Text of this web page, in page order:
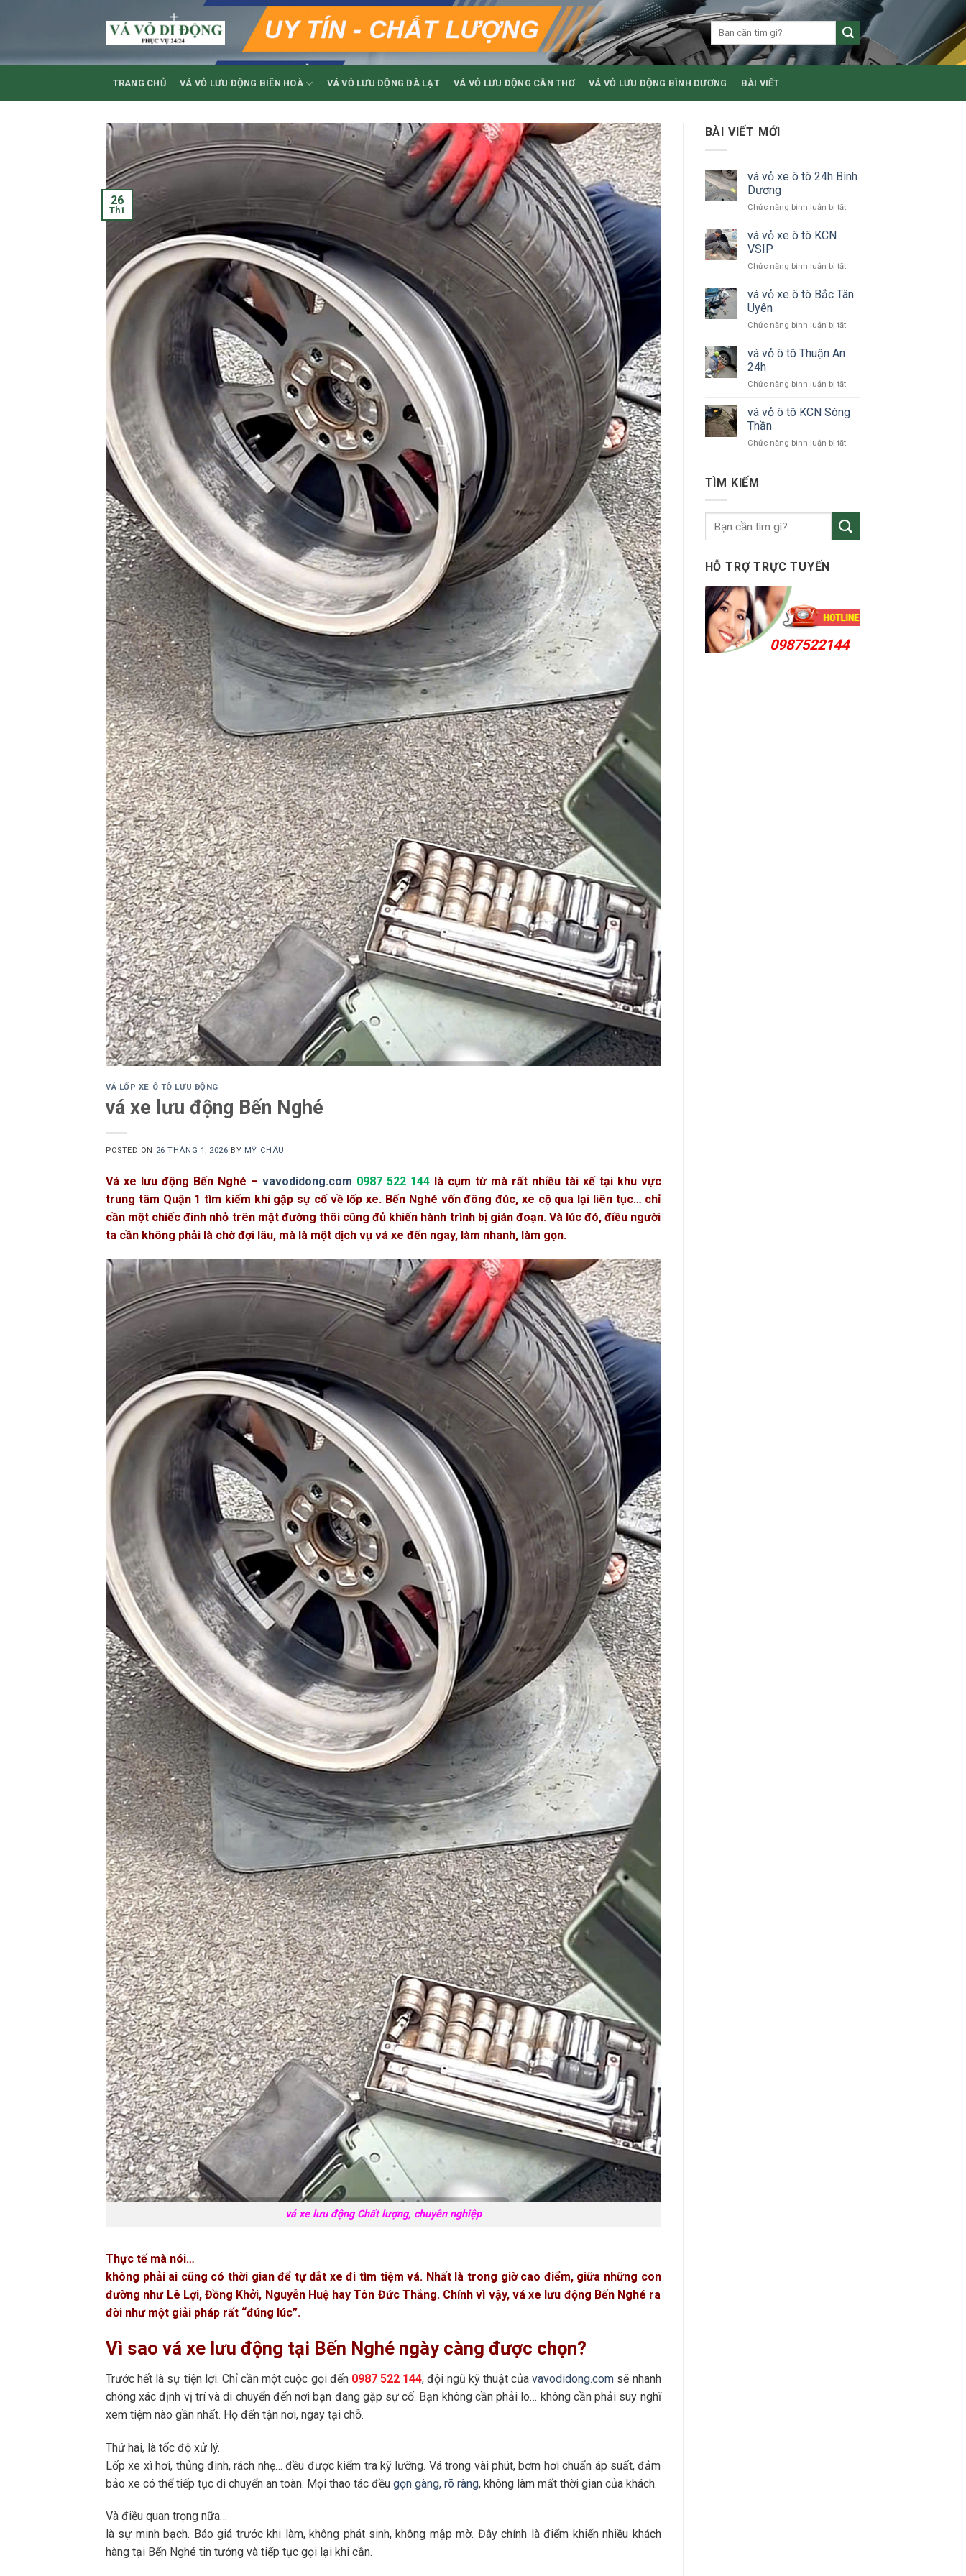
TRANG CHỦ VÁ VỎ LƯU ĐỘNG BIÊN HOÀ VÁ VỎ LƯU ĐỘNG ĐÀ LẠT VÁ VỎ LƯU ĐỘNG CẦN THƠ VÁ VỎ LƯU ĐỘNG BÌNH DƯƠNG BÀI VIẾT
26
Th1
VÁ LỐP XE Ô TÔ LƯU ĐỘNG
vá xe lưu động Bến Nghé
POSTED ON 26 THÁNG 1, 2026 BY MỸ CHÂU
Vá xe lưu động Bến Nghé – vavodidong.com 0987 522 144là cụm từ mà rất nhiều tài xế tại khu vực
trung tâm Quận 1 tìm kiếm khi gặp sự cố về lốp xe. Bến Nghé vốn đông đúc, xe cộ qua lại liên tục… chỉ
cần một chiếc đinh nhỏ trên mặt đường thôi cũng đủ khiến hành trình bị gián đoạn. Và lúc đó, điều người
ta cần không phải là chờ đợi lâu, mà là một dịch vụ vá xe đến ngay, làm nhanh, làm gọn.
vá xe lưu động Chất lượng, chuyên nghiệp
Thực tế mà nói…
không phải ai cũng có thời gian để tự dắt xe đi tìm tiệm vá. Nhất là trong giờ cao điểm, giữa những con
đường như Lê Lợi, Đồng Khởi, Nguyễn Huệ hay Tôn Đức Thắng. Chính vì vậy, vá xe lưu động Bến Nghé ra
đời như một giải pháp rất “đúng lúc”.
Vì sao vá xe lưu động tại Bến Nghé ngày càng được chọn?
Trước hết là sự tiện lợi. Chỉ cần một cuộc gọi đến 0987 522 144, đội ngũ kỹ thuật củavavodidong.com sẽ nhanh
chóng xác định vị trí và di chuyển đến nơi bạn đang gặp sự cố. Bạn không cần phải lo… không cần phải suy nghĩ
xem tiệm nào gần nhất. Họ đến tận nơi, ngay tại chỗ.
Thứ hai, là tốc độ xử lý.
Lốp xe xì hơi, thủng đinh, rách nhẹ… đều được kiểm tra kỹ lưỡng. Vá trong vài phút, bơm hơi chuẩn áp suất, đảm
bảo xe có thể tiếp tục di chuyển an toàn. Mọi thao tác đều gọn gàng, rõ ràng, không làm mất thời gian của khách.
Và điều quan trọng nữa…
là sự minh bạch. Báo giá trước khi làm, không phát sinh, không mập mờ. Đây chính là điểm khiến nhiều khách
hàng tại Bến Nghé tin tưởng và tiếp tục gọi lại khi cần.
BÀI VIẾT MỚI
vá vỏ xe ô tô 24h Bình
Dương
Chức năng bình luận bị tắtở
tô
Bình
vá vỏ xe ô tô KCN
VSIP
Chức năng bình luận bị tắtở
vỏ
tô
vá vỏ xe ô tô Bắc Tân
Uyên
Chức năng bình luận bị tắtở
tô
Tân
vá vỏ ô tô Thuận An
24h
Chức năng bình luận bị tắtở
ô
Thuận
vá vỏ ô tô KCN Sóng
Thần
Chức năng bình luận bị tắtở
Sóng
Thần
TÌM KIẾM
HỖ TRỢ TRỰC TUYẾN
0987522144